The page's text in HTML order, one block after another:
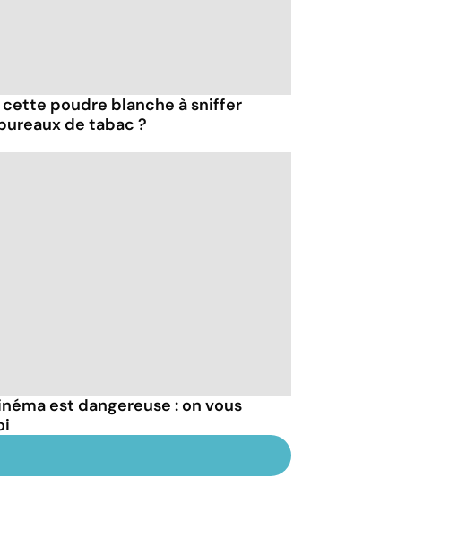
poudre blanche à sniffer
de tabac ?
est dangereuse : on vous